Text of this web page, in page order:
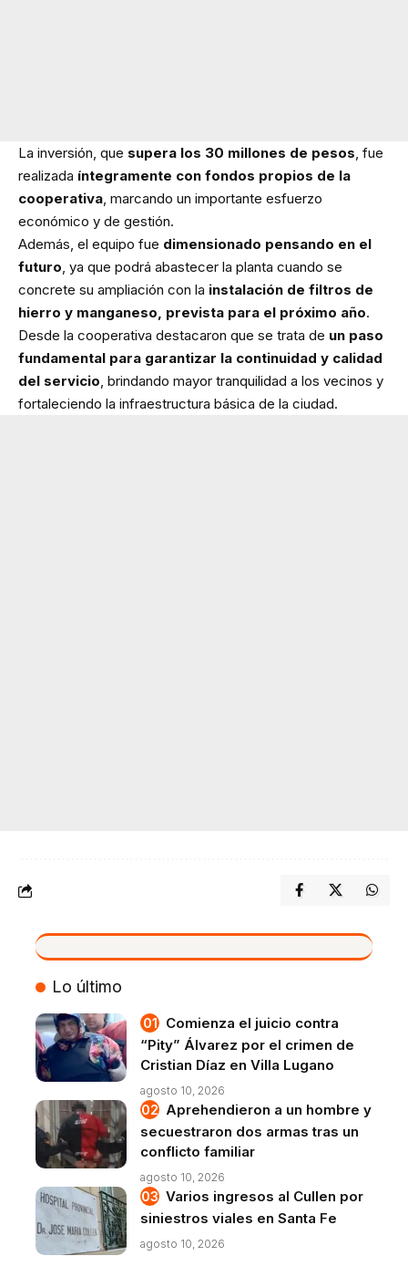
La inversión, que supera los 30 millones de pesos, fue
realizada íntegramente con fondos propios de la
cooperativa, marcando un importante esfuerzo
económico y de gestión.
Además, el equipo fue dimensionado pensando en el
futuro, ya que podrá abastecer la planta cuando se
concrete su ampliación con la instalación de filtros de
hierro y manganeso, prevista para el próximo año.
Desde la cooperativa destacaron que se trata de un paso
fundamental para garantizar la continuidad y calidad
del servicio, brindando mayor tranquilidad a los vecinos y
fortaleciendo la infraestructura básica de la ciudad.
VIVO
Lo último
Comienza el juicio contra
“Pity” Álvarez por el crimen de
Cristian Díaz en Villa Lugano
agosto 10, 2026
Aprehendieron a un hombre y
secuestraron dos armas tras un
conflicto familiar
agosto 10, 2026
Varios ingresos al Cullen por
siniestros viales en Santa Fe
agosto 10, 2026